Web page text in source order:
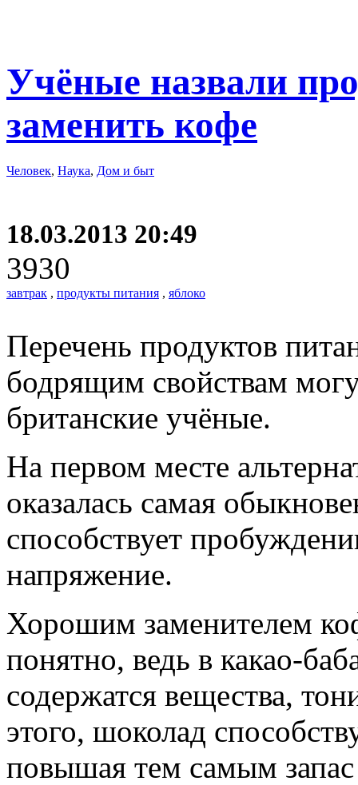
Учёные назвали
заменить кофе
Человек, Наука, Дом и быт
18.03.2013 20:49
3930
завтрак , продукты питания , яблоко
Перечень продуктов
бодрящим свойствам
британские учёные.
На первом месте
оказалась самая
способствует
напряжение.
Хорошим заменителем
понятно, ведь в какао-
содержатся вещества,
этого, шоколад
повышая тем самым